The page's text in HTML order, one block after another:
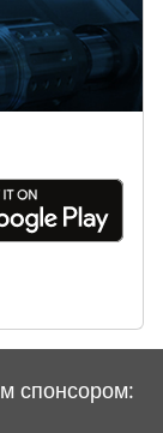
спонсором: